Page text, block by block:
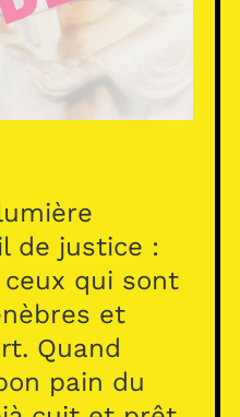
de justice :
qui sont
et
Quand
pain du